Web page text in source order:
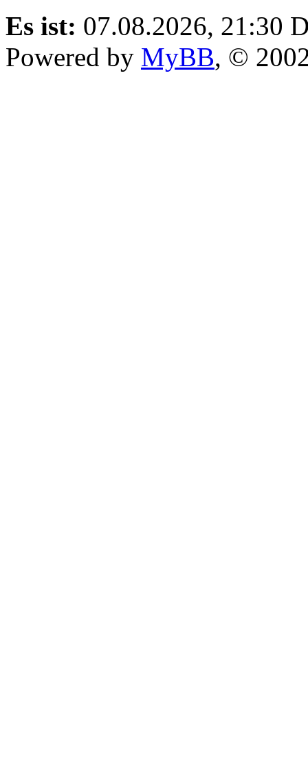
Es ist: 07.08.2026, 21:30
Powered by MyBB, ©